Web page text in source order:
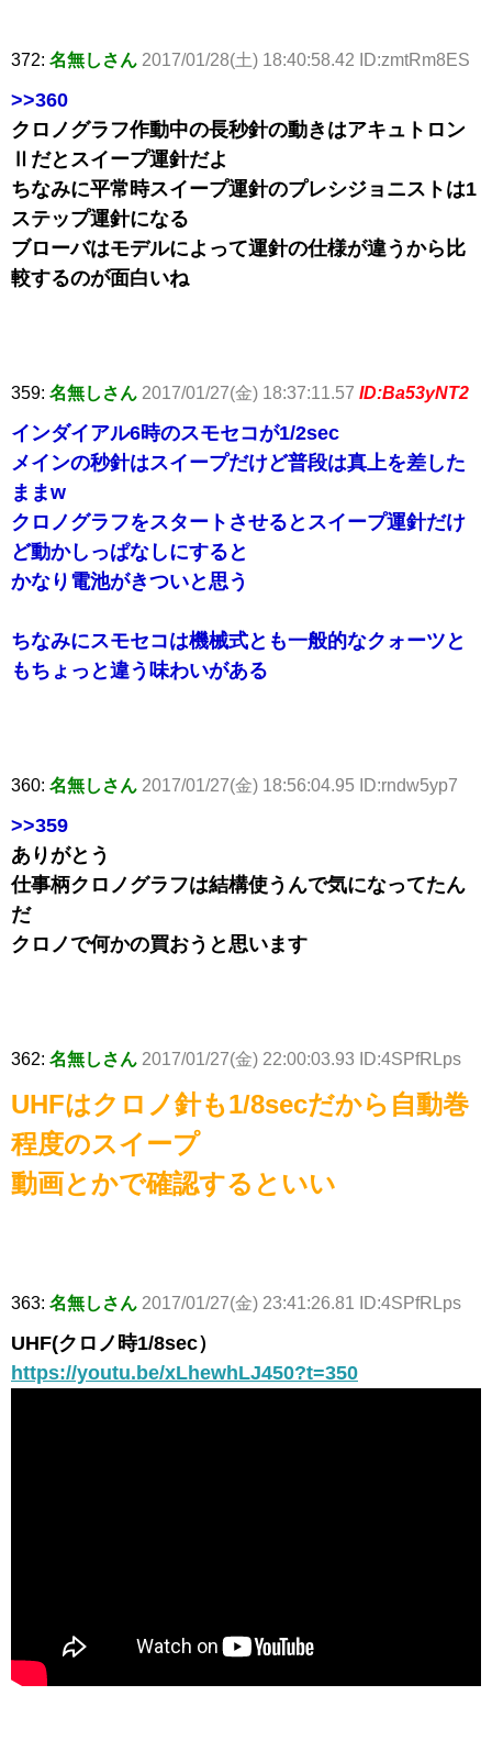
372: 名無しさん 2017/01/28(土) 18:40:58.42 ID:zmtRm8ES
>>360
クロノグラフ作動中の長秒針の動きはアキュトロン
Ⅱだとスイープ運針だよ
ちなみに平常時スイープ運針のプレシジョニストは1
ステップ運針になる
ブローバはモデルによって運針の仕様が違うから比
較するのが面白いね
359: 名無しさん 2017/01/27(金) 18:37:11.57 ID:Ba53yNT2
インダイアル6時のスモセコが1/2sec
メインの秒針はスイープだけど普段は真上を差した
ままw
クロノグラフをスタートさせるとスイープ運針だけ
ど動かしっぱなしにすると
かなり電池がきついと思う
ちなみにスモセコは機械式とも一般的なクォーツと
もちょっと違う味わいがある
360: 名無しさん 2017/01/27(金) 18:56:04.95 ID:rndw5yp7
>>359
ありがとう
仕事柄クロノグラフは結構使うんで気になってたん
だ
クロノで何かの買おうと思います
362: 名無しさん 2017/01/27(金) 22:00:03.93 ID:4SPfRLps
UHFはクロノ針も1/8secだから自動巻
程度のスイープ
動画とかで確認するといい
363: 名無しさん 2017/01/27(金) 23:41:26.81 ID:4SPfRLps
UHF(クロノ時1/8sec）
https://youtu.be/xLhewhLJ450?t=350